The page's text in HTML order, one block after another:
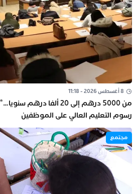
8 أغسطس 2026 - 11:18
من 5000 درهم إلى 20 ألفا
رسوم التعليم العالي على الموظفين
مجتمع